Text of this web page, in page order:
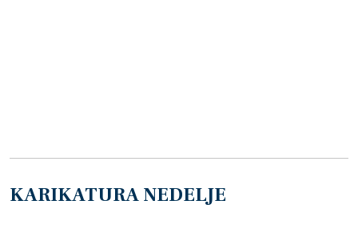
KARIKATURA NEDELJE